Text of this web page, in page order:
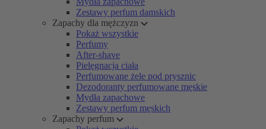
Zestawy perfum damskich
Zapachy dla mężczyzn
Pokaż wszystkie
Perfumy
After-shave
Pielęgnacja ciała
Perfumowane żele pod prysznic
Dezodoranty perfumowane męskie
Mydła zapachowe
Zestawy perfum męskich
Zapachy perfum